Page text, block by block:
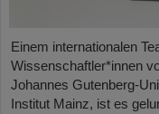
Einem internationalen
Wissenschaftler*innen
Johannes Gutenberg-
Institut Mainz, ist es